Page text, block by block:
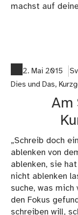
machst auf
2. Mai 2015
Dies und Das,
Am
„Schreib doch
ablenken von
ablenken, sie
nicht ablenken
suche, was
den Fokus
schreiben will,